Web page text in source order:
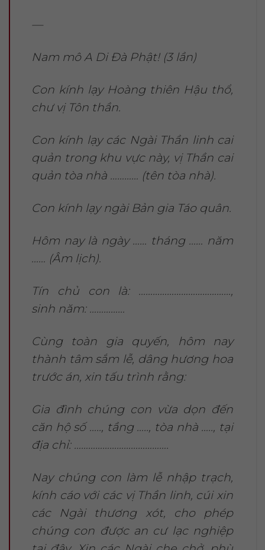
—
Nam mô A Di Đà Phật! (3 lần)
Con kính lạy Hoàng thiên Hậu thổ,
chư vị Tôn thần.
Con kính lạy các Ngài Thần linh cai
quản trong khu vực này, vị Thần cai
quản tòa nhà ………… (tên tòa nhà).
Con kính lạy ngài Bản gia Táo quân.
Hôm nay là ngày …… tháng …… năm
…… (Âm lịch).
Tín chủ con là: …………………………………,
sinh năm: ……………
Cùng toàn gia quyến, hôm nay
thành tâm sắm lễ, dâng hương hoa
trước án, xin tấu trình rằng:
Gia đình chúng con vừa dọn đến
căn hộ số ….., tầng ….., tòa nhà ….., tại
địa chỉ: ………………………………….
Nay chúng con làm lễ nhập trạch,
kính cáo với các vị Thần linh, cúi xin
các Ngài thương xót, cho phép
chúng con được an cư lạc nghiệp